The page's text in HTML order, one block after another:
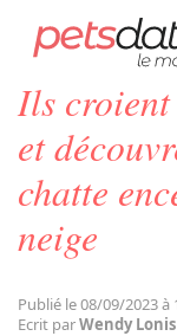
PETS DATING
Ils
et
chatte
neige
Publié le 08/09/2023 à
Ecrit parWendy Lonis